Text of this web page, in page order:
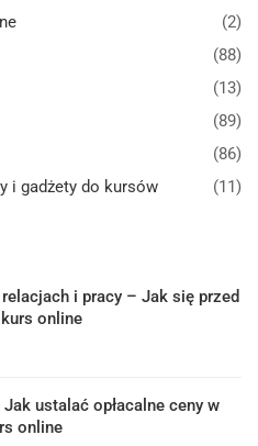
(2)
(88)
(13)
(89)
(86)
i gadżety do kursów
(11)
i pracy – Jak się przed
online
Jak ustalać opłacalne ceny w
online